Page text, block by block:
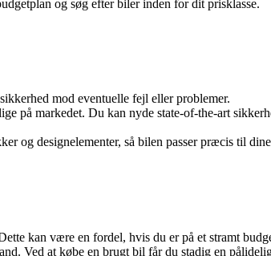
og søg efter biler inden for dit prisklasse.
mod eventuelle fejl eller problemer.
på markedet. Du kan nyde state-of-the-art
og designelementer, så bilen passer præcis til
kan være en fordel, hvis du er på et stramt
Ved at købe en brugt bil får du stadig en